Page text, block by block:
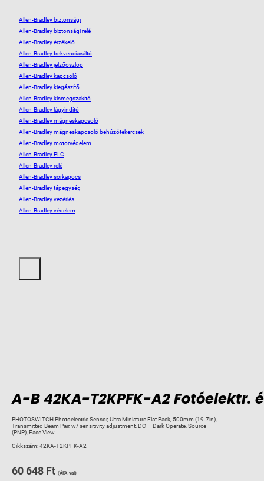
Allen-Bradley biztonsági
Allen-Bradley biztonsági relé
Allen-Bradley érzékelő
Allen-Bradley frekvenciaváltó
Allen-Bradley jelzőoszlop
Allen-Bradley kapcsoló
Allen-Bradley kiegészítő
Allen-Bradley kismegszakító
Allen-Bradley lágyindító
Allen-Bradley mágneskapcsoló
Allen-Bradley mágneskapcsoló behúzótekercsek
Allen-Bradley motorvédelem
Allen-Bradley PLC
Allen-Bradley relé
Allen-Bradley sorkapocs
Allen-Bradley tápegység
Allen-Bradley vezérlés
Allen-Bradley védelem
A-B 42KA-T2KPFK-A2 Fotóelektr.
PHOTOSWITCH Photoelectric Sensor, Ultra Miniature Flat Pack, 500mm (19.7in),
Transmitted Beam Pair, w/ sensitivity adjustment, DC – Dark Operate, Source
(PNP), Face View
Cikkszám:42KA-T2KPFK-A2
60 648 Ft (ÁFA-val)